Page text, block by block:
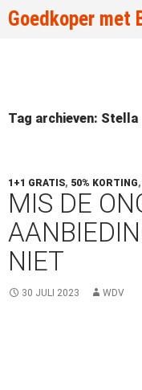
Goedkoper met
Zoeken
Tag archieven: Stella
1+1 GRATIS, 50% KORTING,
MIS DE
NIET
30 JULI 2023 WDV